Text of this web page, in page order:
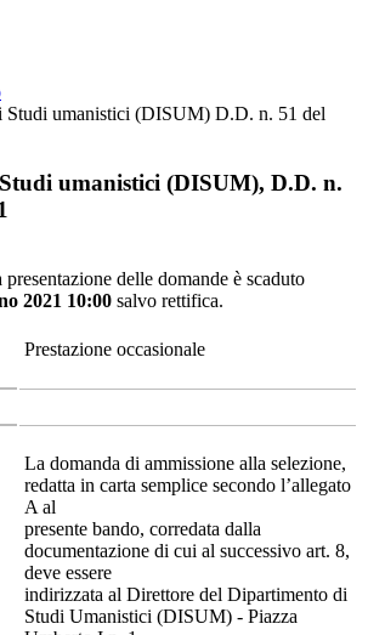
Studi umanistici (DISUM) D.D. n. 51 del
umanistici (DISUM), D.D. n.
delle domande è scaduto
2021 10:00 salvo rettifica.
Prestazione occasionale
La domanda di ammissione alla selezione,
redatta in carta semplice secondo l’allegato
A al
presente bando, corredata dalla
documentazione di cui al successivo art. 8,
deve essere
indirizzata al Direttore del Dipartimento di
Studi Umanistici (DISUM) - Piazza